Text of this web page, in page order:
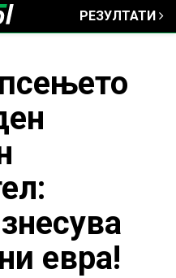
РЕЗУЛТАТИ
евра!